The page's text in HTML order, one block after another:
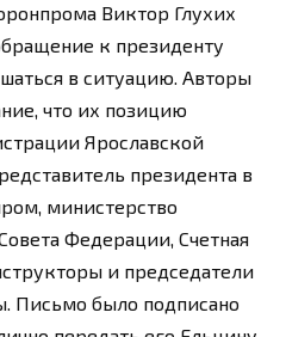
Виктор Глухих
к президенту
в ситуацию. Авторы
что их позицию
Ярославской
президента в
министерство
Федерации, Счетная
и председатели
Письмо было подписано